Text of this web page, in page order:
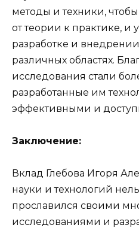
методы и техники,
от теории к практике, и
разработке и
различных областях.
исследования стали
разработанные им
эффективными и
Заключение:
Вклад Глебова Игоря
науки и технологий
прославился своими
исследованиями и